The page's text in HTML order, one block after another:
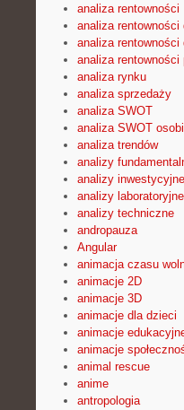
analiza rentowności
analiza rentowności
analiza
analiza rentowności
analiza rynku
analiza sprzedaży
analiza SWOT
analiza SWOT
analiza trendów
analizy
analizy inwestycyjne
analizy laboratoryjne
analizy techniczne
andropauza
Angular
animacja czasu
animacje 2D
animacje 3D
animacje dla dzieci
animacje
animacje
animal rescue
anime
antropologia